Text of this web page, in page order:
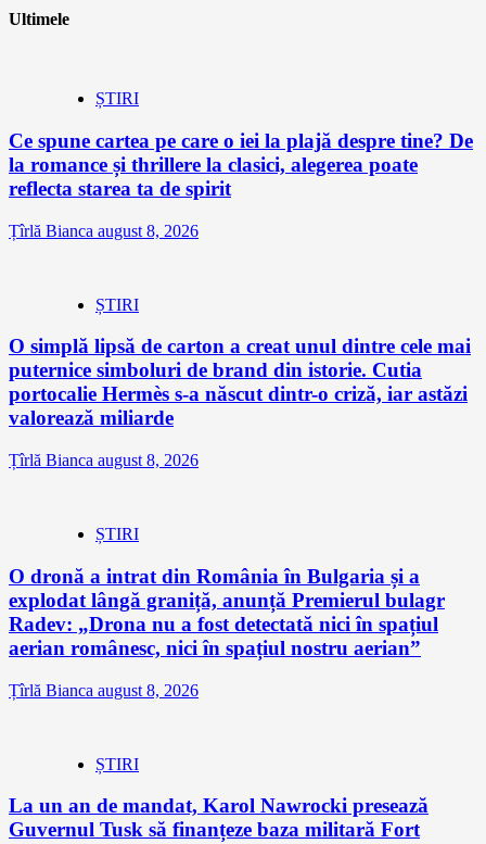
Ultimele
ȘTIRI
Ce spune cartea pe care o iei la plajă despre tine? De
la romance și thrillere la clasici, alegerea poate
reflecta starea ta de spirit
Țîrlă Bianca august 8, 2026
ȘTIRI
O simplă lipsă de carton a creat unul dintre cele mai
puternice simboluri de brand din istorie. Cutia
portocalie Hermès s-a născut dintr-o criză, iar astăzi
valorează miliarde
Țîrlă Bianca august 8, 2026
ȘTIRI
O dronă a intrat din România în Bulgaria și a
explodat lângă graniță, anunță Premierul bulagr
Radev: „Drona nu a fost detectată nici în spațiul
aerian românesc, nici în spațiul nostru aerian”
Țîrlă Bianca august 8, 2026
ȘTIRI
La un an de mandat, Karol Nawrocki presează
Guvernul Tusk să finanțeze baza militară Fort